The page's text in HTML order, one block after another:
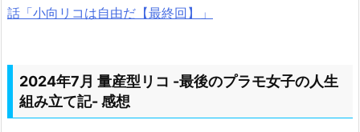
話「小向リコは自由だ【最終回】」
2024年7月 量産型リコ -最後のプラモ女子の人生
組み立て記- 感想